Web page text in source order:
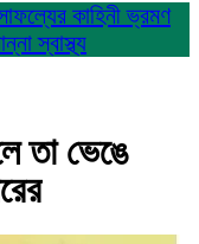
কাহিনীভ্রমণ
স্বাস্থ্য
তা ভেঙে